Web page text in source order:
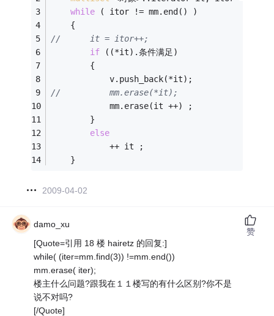
while ( itor != mm.end() )
    {
//      it = itor++;
if ((*it).条件满足)
        {
            v.push_back(*it);
//          mm.erase(*it);
            mm.erase(it ++) ;
        }
else
            ++ it ;
    }
2009-04-02
damo_xu
[Quote=引用 18 楼 hairetz 的回复:]
while( (iter=mm.find(3)) !=mm.end())
mm.erase( iter);
楼主什么问题?跟我在１１楼写的有什么区别?你不是
说不对吗?
[/Quote]
赞